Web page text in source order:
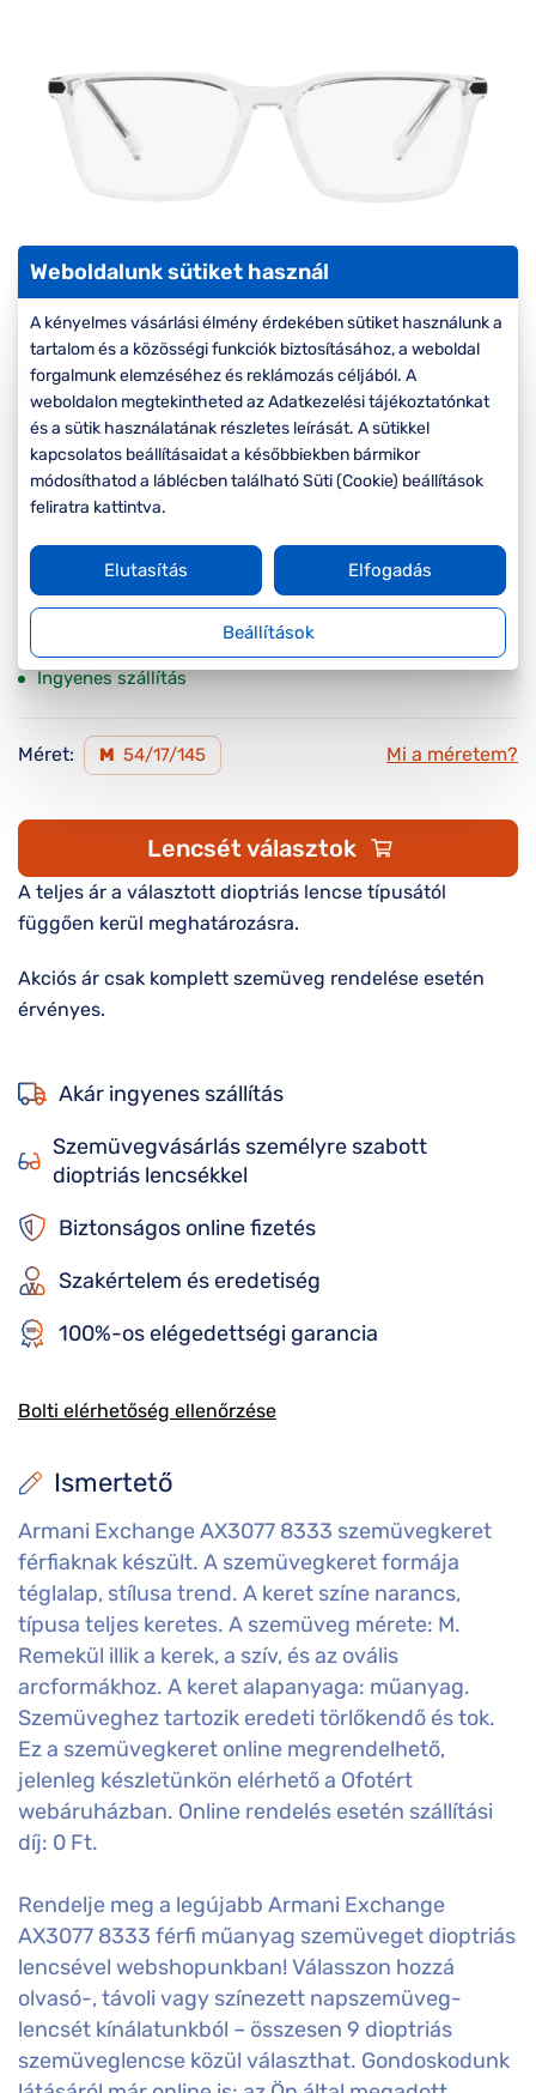
Seen Belépőár
ajánlat
Ismertető
Armani Exchange AX3077 8333 szemüvegkeret
férfiaknak készült. A szemüvegkeret formája
téglalap, stílusa trend. A keret színe narancs,
típusa teljes keretes. A szemüveg mérete: M.
Remekül illik a kerek, a szív, és az ovális
arcformákhoz. A keret alapanyaga: műanyag.
Szemüveghez tartozik eredeti törlőkendő és tok.
Ez a szemüvegkeret online megrendelhető,
jelenleg készletünkön elérhető a Ofotért
webáruházban. Online rendelés esetén szállítási
díj: 0 Ft.
Rendelje meg a legújabb Armani Exchange
AX3077 8333 férfi műanyag szemüveget dioptriás
lencsével webshopunkban! Válasszon hozzá
olvasó-, távoli vagy színezett napszemüveg-
lencsét kínálatunkból – összesen 9 dioptriás
szemüveglencse közül választhat. Gondoskodunk
-20%
Korábbi ár: 45.000 Ft
Akciós ár: 36.000 Ft
A feltűntetett ár a szemüvegkeretre vonatkozik.
Készleten
Online megvásárolható
Ingyenes szállítás
Méret: M 54/17/145 Mi a méretem?
Lencsét választok
A teljes ár a választott dioptriás lencse típusától
függően kerül meghatározásra.
Akciós ár csak komplett szemüveg rendelése esetén
érvényes.
Akár ingyenes szállítás
Szemüvegvásárlás személyre szabott
dioptriás lencsékkel
Biztonságos online fizetés
Szakértelem és eredetiség
100%-os elégedettségi garancia
Bolti elérhetőség ellenőrzése
Weboldalunk sütiket használ
A kényelmes vásárlási élmény érdekében sütiket használunk a
tartalom és a közösségi funkciók biztosításához, a weboldal
forgalmunk elemzéséhez és reklámozás céljából. A
weboldalon megtekintheted az Adatkezelési tájékoztatónkat
és a sütik használatának részletes leírását. A sütikkel
kapcsolatos beállításaidat a későbbiekben bármikor
módosíthatod a láblécben található Süti (Cookie) beállítások
feliratra kattintva.
Beállítások
Elutasítás Elfogadás